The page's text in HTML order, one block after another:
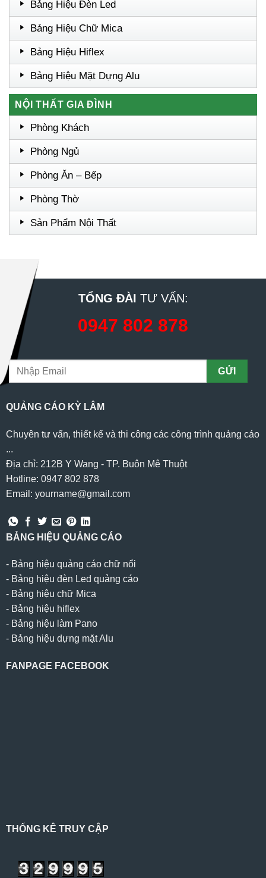
Bảng Hiệu Đèn Led
Bảng Hiệu Chữ Mica
Bảng Hiệu Hiflex
Bảng Hiệu Mặt Dựng Alu
NỘI THẤT GIA ĐÌNH
Phòng Khách
Phòng Ngủ
Phòng Ăn – Bếp
Phòng Thờ
Sản Phẩm Nội Thất
TỔNG ĐÀI TƯ VẤN:
0947 802 878
QUẢNG CÁO KỲ LÂM
Chuyên tư vấn, thiết kế và thi công các công trình quảng cáo
...
Địa chỉ: 212B Y Wang - TP. Buôn Mê Thuột
Hotline: 0947 802 878
Email: yourname@gmail.com
BẢNG HIỆU QUẢNG CÁO
- Bảng hiệu quảng cáo chữ nổi
- Bảng hiệu đèn Led quảng cáo
- Bảng hiệu chữ Mica
- Bảng hiệu hiflex
- Bảng hiệu làm Pano
- Bảng hiệu dựng mặt Alu
FANPAGE FACEBOOK
THỐNG KÊ TRUY CẬP